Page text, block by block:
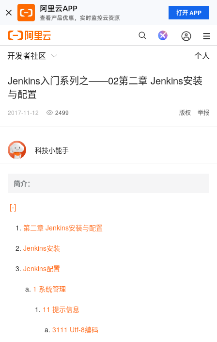
打开 APP
开发者社区 个人
Jenkins入门系列之——02第二章 Jenkins安装
与配置
2017-11-12 2499 版权 举报
科技小能手
简介：
[-]
第二章 Jenkins安装与配置
Jenkins安装
Jenkins配置
1 系统管理
11 提示信息
3111 Utf-8编码